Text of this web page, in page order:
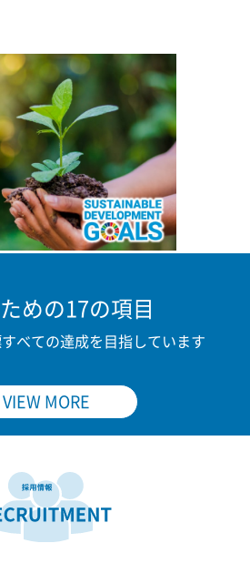
めの17の項目
べての達成を目指しています
VIEW MORE